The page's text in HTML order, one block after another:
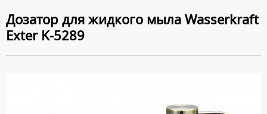
Дозатор для жидкого мыла Wasserkraft
Exter K-5289
ДИСПЕНСЕРЫ
ДОЗАТОРЫ ДЛЯ МЫЛА
ЕРШИКИ
ОПЛАТА